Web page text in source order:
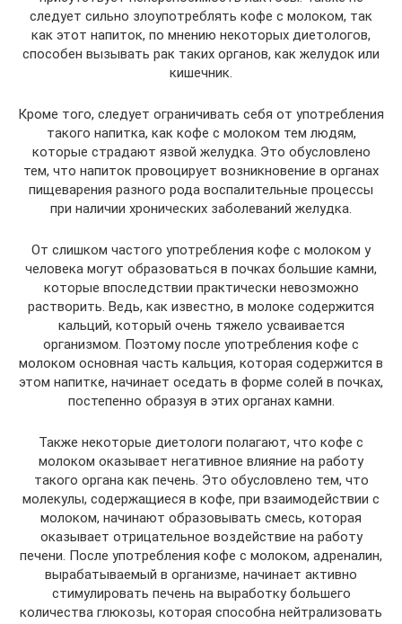
следует сильно злоупотреблять кофе с молоком, так
как этот напиток, по мнению некоторых диетологов,
способен вызывать рак таких органов, как желудок или
кишечник.
Кроме того, следует ограничивать себя от употребления
такого напитка, как кофе с молоком тем людям,
которые страдают язвой желудка. Это обусловлено
тем, что напиток провоцирует возникновение в органах
пищеварения разного рода воспалительные процессы
при наличии хронических заболеваний желудка.
От слишком частого употребления кофе с молоком у
человека могут образоваться в почках большие камни,
которые впоследствии практически невозможно
растворить. Ведь, как известно, в молоке содержится
кальций, который очень тяжело усваивается
организмом. Поэтому после употребления кофе с
молоком основная часть кальция, которая содержится в
этом напитке, начинает оседать в форме солей в почках,
постепенно образуя в этих органах камни.
Также некоторые диетологи полагают, что кофе с
молоком оказывает негативное влияние на работу
такого органа как печень. Это обусловлено тем, что
молекулы, содержащиеся в кофе, при взаимодействии с
молоком, начинают образовывать смесь, которая
оказывает отрицательное воздействие на работу
печени. После употребления кофе с молоком, адреналин,
вырабатываемый в организме, начинает активно
стимулировать печень на выработку большего
количества глюкозы, которая способна нейтрализовать